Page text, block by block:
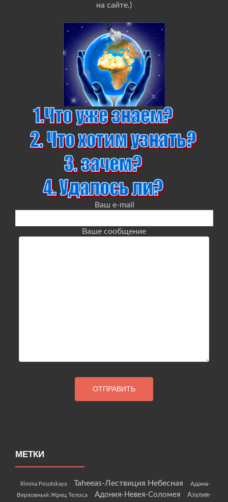
на сайте.)
Ваш e-mail
Ваше сообщение
МЕТКИ
Rimma Pesotskaya Taheeas-Лествиция Небесная
Адама-
Верховный Жрец Телоса
Адония-Невея-Соломея
Азулия-